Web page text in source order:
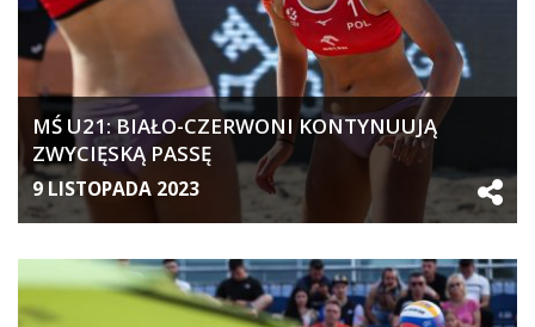
MŚ U21: BIAŁO-CZERWONI KONTYNUUJĄ
ZWYCIĘSKĄ PASSĘ
9 LISTOPADA 2023